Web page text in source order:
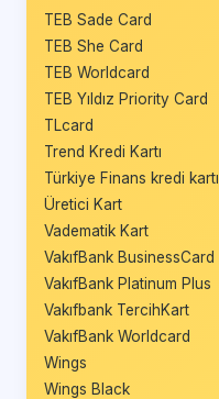
TEB Sade Card
TEB She Card
TEB Worldcard
TEB Yıldız Priority Card
TLcard
Trend Kredi Kartı
Türkiye Finans kredi kartı
Üretici Kart
Vadematik Kart
VakıfBank BusinessCard
VakıfBank Platinum Plus
Vakıfbank TercihKart
VakıfBank Worldcard
Wings
Wings Black